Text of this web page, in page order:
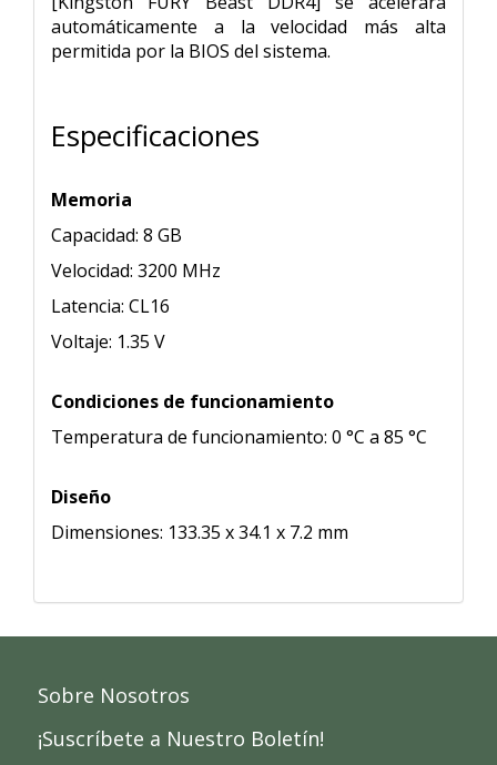
automáticamente a la velocidad más alta
permitida por la BIOS del sistema.
Especificaciones
Memoria
Capacidad: 8 GB
Velocidad: 3200 MHz
Latencia: CL16
Voltaje: 1.35 V
Condiciones de funcionamiento
Temperatura de funcionamiento: 0 °C a 85 °C
Diseño
Dimensiones: 133.35 x 34.1 x 7.2 mm
Sobre Nosotros
¡Suscríbete a Nuestro Boletín!